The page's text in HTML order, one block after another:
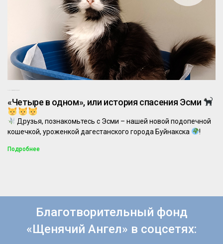
«Четыре в одном», или история спасения Эсми
Друзья, познакомьтесь с Эсми – нашей новой подопечной
кошечкой, уроженкой дагестанского города Буйнакска
!
Подробнее
Благотворительный фонд
«Щенячий Ангел» в соцсетях: